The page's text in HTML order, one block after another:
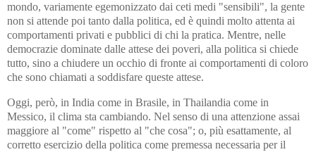
mondo, variamente egemonizzato dai ceti medi "sensibili", la gente
non si attende poi tanto dalla politica, ed è quindi molto attenta ai
comportamenti privati e pubblici di chi la pratica. Mentre, nelle
democrazie dominate dalle attese dei poveri, alla politica si chiede
tutto, sino a chiudere un occhio di fronte ai comportamenti di coloro
che sono chiamati a soddisfare queste attese.
Oggi, però, in India come in Brasile, in Thailandia come in
Messico, il clima sta cambiando. Nel senso di una attenzione assai
maggiore al "come" rispetto al "che cosa"; o, più esattamente, al
corretto esercizio della politica come premessa necessaria per il